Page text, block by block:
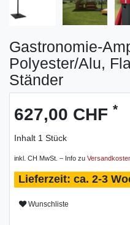
Gastronomie-
Polyester/Alu,
Ständer
627,00 CHF *
Inhalt 1 Stück
inkl. CH MwSt. – Info zu
ca. 2-3
Wunschliste